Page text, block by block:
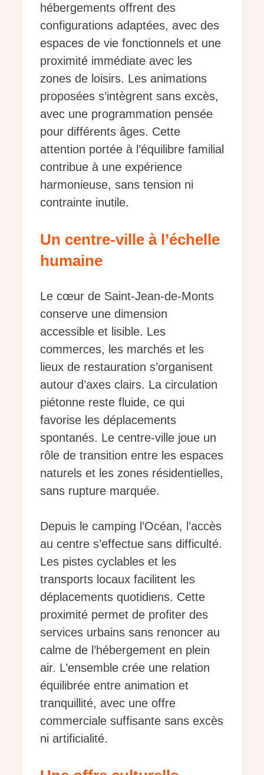
hébergements offrent des
configurations adaptées, avec des
espaces de vie fonctionnels et une
proximité immédiate avec les
zones de loisirs. Les animations
proposées s’intègrent sans excès,
avec une programmation pensée
pour différents âges. Cette
attention portée à l’équilibre familial
contribue à une expérience
harmonieuse, sans tension ni
contrainte inutile.
Un centre-ville à l’échelle
humaine
Le cœur de Saint-Jean-de-Monts
conserve une dimension
accessible et lisible. Les
commerces, les marchés et les
lieux de restauration s’organisent
autour d’axes clairs. La circulation
piétonne reste fluide, ce qui
favorise les déplacements
spontanés. Le centre-ville joue un
rôle de transition entre les espaces
naturels et les zones résidentielles,
sans rupture marquée.
Depuis le camping l’Océan, l’accès
au centre s’effectue sans difficulté.
Les pistes cyclables et les
transports locaux facilitent les
déplacements quotidiens. Cette
proximité permet de profiter des
services urbains sans renoncer au
calme de l’hébergement en plein
air. L’ensemble crée une relation
équilibrée entre animation et
tranquillité, avec une offre
commerciale suffisante sans excès
ni artificialité.